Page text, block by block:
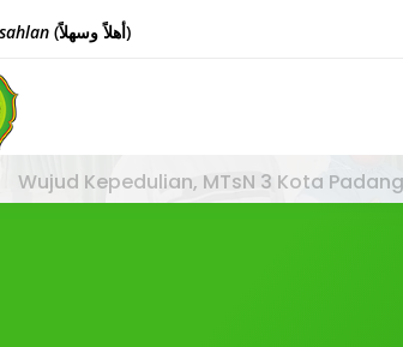
(أهلاً وسهلاً)
Wujud Kepedulian, MTsN 3 Kota